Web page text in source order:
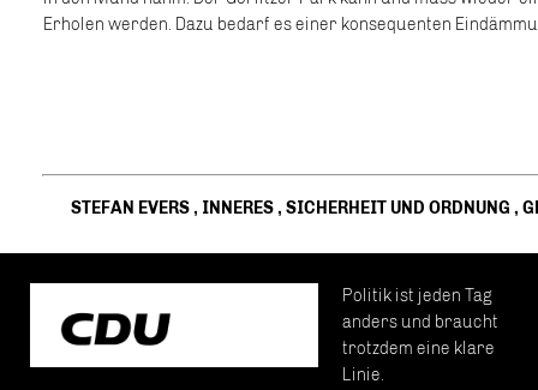
Erholen werden. Dazu bedarf es einer konsequenten
STEFAN EVERS, INNERES, SICHERHEIT UND ORDNUNG ,
Politik ist jeden Tag
anders und braucht
trotzdem eine klare
Linie.